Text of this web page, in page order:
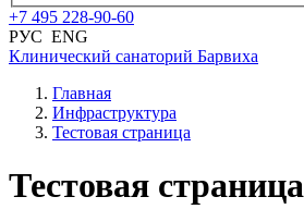
+7 495 228-90-60
РУС ENG
Клинический санаторий Барвиха
Главная
Инфраструктура
Тестовая страница
Тестовая страница